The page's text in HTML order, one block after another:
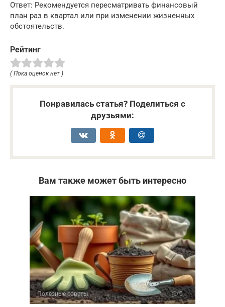
Ответ: Рекомендуется пересматривать финансовый
план раз в квартал или при изменении жизненных
обстоятельств.
Рейтинг
( Пока оценок нет )
Понравилась статья? Поделиться с
друзьями:
Вам также может быть интересно
Полезные советы 0